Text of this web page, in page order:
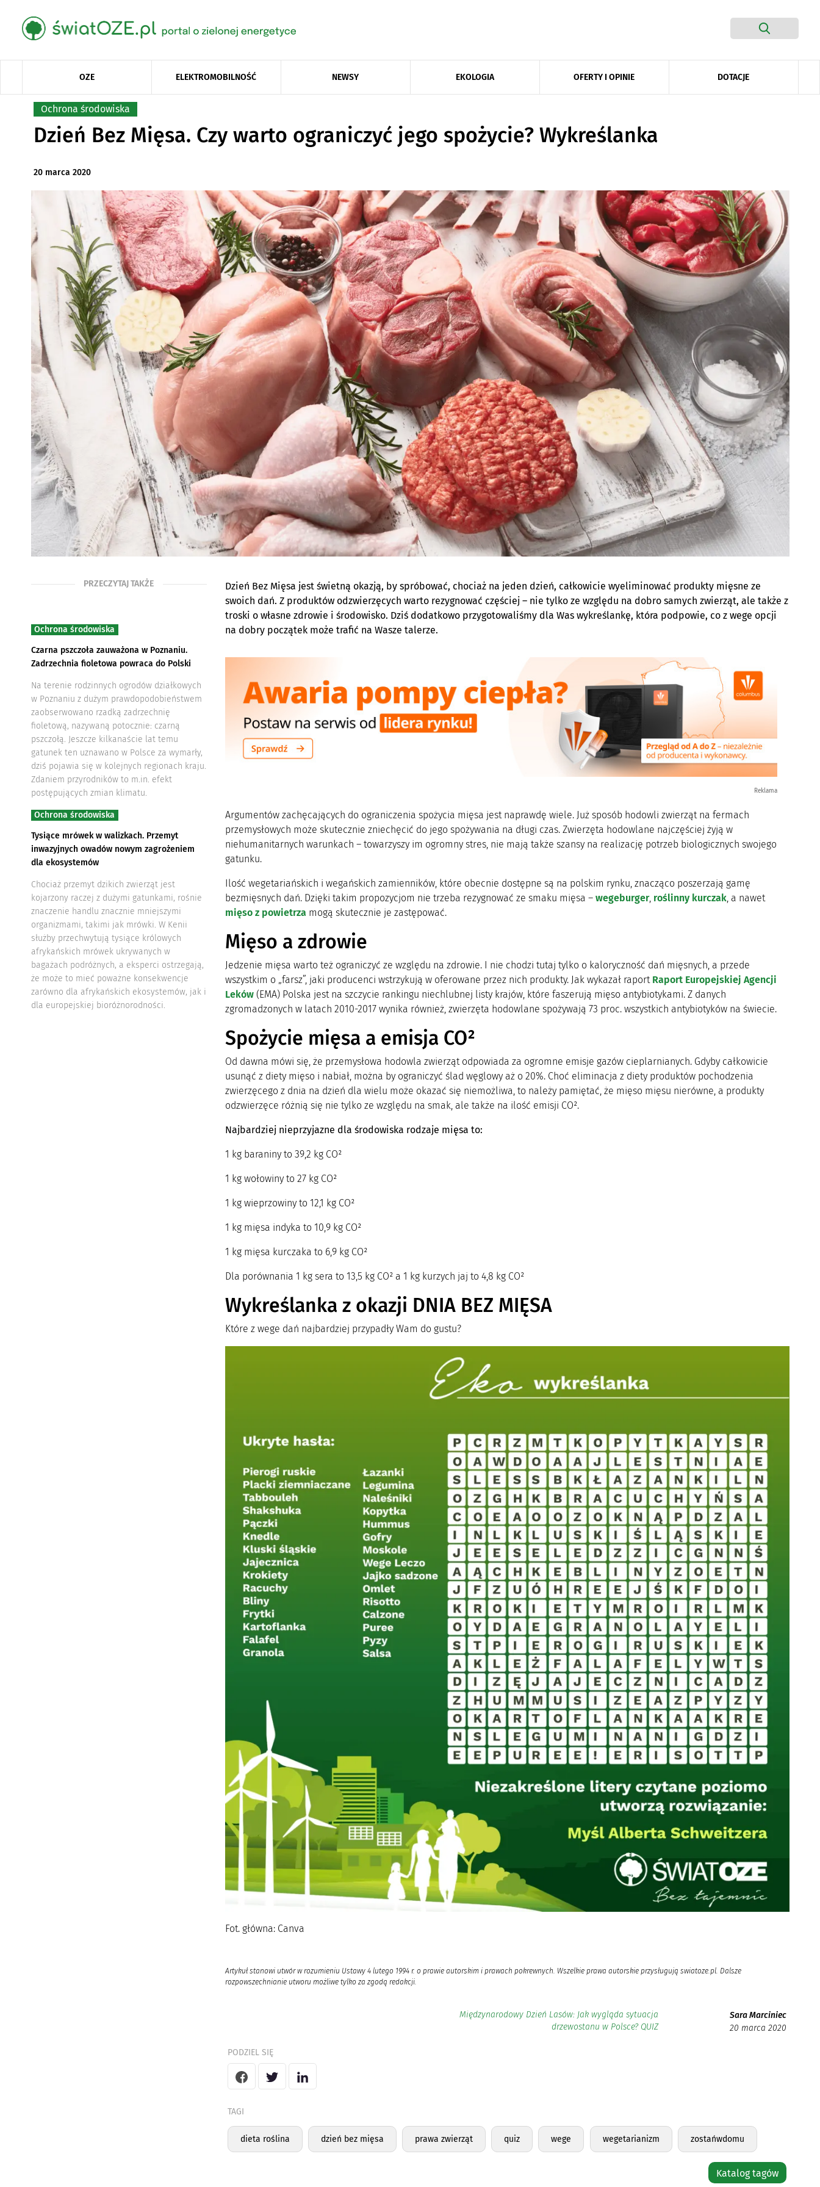
OZE ELEKTROMOBILNOŚĆ NEWSY EKOLOGIA OFERTY I OPINIE DOTACJE
Ochrona środowiska
Dzień Bez Mięsa. Czy warto ograniczyć jego spożycie? Wykreślanka
20 marca 2020
PRZECZYTAJ TAKŻE
Ochrona środowiska
Czarna pszczoła zauważona w Poznaniu.
Zadrzechnia fioletowa powraca do Polski
Na terenie rodzinnych ogrodów działkowych
w Poznaniu z dużym prawdopodobieństwem
zaobserwowano rzadką zadrzechnię
fioletową, nazywaną potocznie: czarną
pszczołą. Jeszcze kilkanaście lat temu
gatunek ten uznawano w Polsce za wymarły,
dziś pojawia się w kolejnych regionach kraju.
Zdaniem przyrodników to m.in. efekt
postępujących zmian klimatu.
Ochrona środowiska
Tysiące mrówek w walizkach. Przemyt
inwazyjnych owadów nowym zagrożeniem
dla ekosystemów
Chociaż przemyt dzikich zwierząt jest
kojarzony raczej z dużymi gatunkami, rośnie
znaczenie handlu znacznie mniejszymi
organizmami, takimi jak mrówki. W Kenii
służby przechwytują tysiące królowych
afrykańskich mrówek ukrywanych w
bagażach podróżnych, a eksperci ostrzegają,
że może to mieć poważne konsekwencje
zarówno dla afrykańskich ekosystemów, jak i
dla europejskiej bioróżnorodności.
Dzień Bez Mięsa jest świetną okazją, by spróbować, chociaż na jeden dzień, całkowicie wyeliminować produkty mięsne ze
swoich dań. Z produktów odzwierzęcych warto rezygnować częściej – nie tylko ze względu na dobro samych zwierząt, ale także z
troski o własne zdrowie i środowisko. Dziś dodatkowo przygotowaliśmy dla Was wykreślankę, która podpowie, co z wege opcji
na dobry początek może trafić na Wasze talerze.
Reklama
Argumentów zachęcających do ograniczenia spożycia mięsa jest naprawdę wiele. Już sposób hodowli zwierząt na fermach
przemysłowych może skutecznie zniechęcić do jego spożywania na długi czas. Zwierzęta hodowlane najczęściej żyją w
niehumanitarnych warunkach – towarzyszy im ogromny stres, nie mają także szansy na realizację potrzeb biologicznych swojego
gatunku.
Ilość wegetariańskich i wegańskich zamienników, które obecnie dostępne są na polskim rynku, znacząco poszerzają gamę
bezmięsnych dań. Dzięki takim propozycjom nie trzeba rezygnować ze smaku mięsa – wegeburger, roślinny kurczak, a nawet
mięso z powietrza mogą skutecznie je zastępować.
Mięso a zdrowie
Jedzenie mięsa warto też ograniczyć ze względu na zdrowie. I nie chodzi tutaj tylko o kaloryczność dań mięsnych, a przede
wszystkim o „farsz”, jaki producenci wstrzykują w oferowane przez nich produkty. Jak wykazał raport Raport Europejskiej Agencji
Leków (EMA) Polska jest na szczycie rankingu niechlubnej listy krajów, które faszerują mięso antybiotykami. Z danych
zgromadzonych w latach 2010-2017 wynika również, zwierzęta hodowlane spożywają 73 proc. wszystkich antybiotyków na świecie.
Spożycie mięsa a emisja CO²
Od dawna mówi się, że przemysłowa hodowla zwierząt odpowiada za ogromne emisje gazów cieplarnianych. Gdyby całkowicie
usunąć z diety mięso i nabiał, można by ograniczyć ślad węglowy aż o 20%. Choć eliminacja z diety produktów pochodzenia
zwierzęcego z dnia na dzień dla wielu może okazać się niemożliwa, to należy pamiętać, że mięso mięsu nierówne, a produkty
odzwierzęce różnią się nie tylko ze względu na smak, ale także na ilość emisji CO².
Najbardziej nieprzyjazne dla środowiska rodzaje mięsa to:
1 kg baraniny to 39,2 kg CO²
1 kg wołowiny to 27 kg CO²
1 kg wieprzowiny to 12,1 kg CO²
1 kg mięsa indyka to 10,9 kg CO²
1 kg mięsa kurczaka to 6,9 kg CO²
Dla porównania 1 kg sera to 13,5 kg CO² a 1 kg kurzych jaj to 4,8 kg CO²
Wykreślanka z okazji DNIA BEZ MIĘSA
Które z wege dań najbardziej przypadły Wam do gustu?
Fot. główna: Canva
Artykuł stanowi utwór w rozumieniu Ustawy 4 lutego 1994 r. o prawie autorskim i prawach pokrewnych. Wszelkie prawa autorskie przysługują swiatoze.pl. Dalsze
rozpowszechnianie utworu możliwe tylko za zgodą redakcji.
Międzynarodowy Dzień Lasów: Jak wygląda sytuacja
drzewostanu w Polsce? QUIZ
Sara Marciniec
20 marca 2020
PODZIEL SIĘ
TAGI
dieta roślina dzień bez mięsa prawa zwierząt quiz wege wegetarianizm zostańwdomu
Katalog tagów